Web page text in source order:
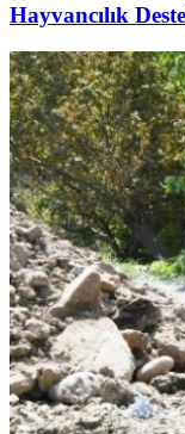
Hayvancılık